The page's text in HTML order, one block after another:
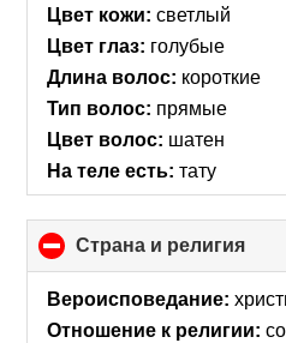
Цвет кожи: светлый
Цвет глаз: голубые
Длина волос: короткие
Тип волос: прямые
Цвет волос: шатен
На теле есть: тату
Страна и религия
to
Вероисповедание:
Отношение к религии: